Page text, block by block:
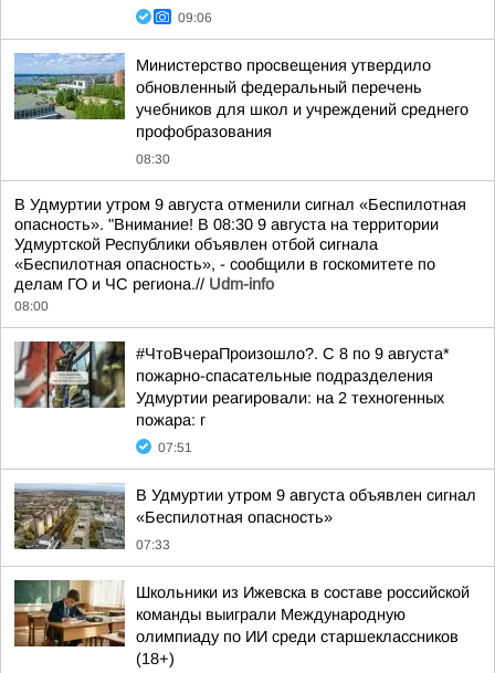
09:06
Министерство просвещения утвердило
обновленный федеральный перечень
учебников для школ и учреждений среднего
профобразования
08:30
В Удмуртии утром 9 августа отменили сигнал «Беспилотная
опасность». "Внимание! В 08:30 9 августа на территории
Удмуртской Республики объявлен отбой сигнала
«Беспилотная опасность», - сообщили в госкомитете по
делам ГО и ЧС региона.// Udm-info
08:00
#ЧтоВчераПроизошло?. С 8 по 9 августа*
пожарно-спасательные подразделения
Удмуртии реагировали: на 2 техногенных
пожара: г
07:51
В Удмуртии утром 9 августа объявлен сигнал
«Беспилотная опасность»
07:33
Школьники из Ижевска в составе российской
команды выиграли Международную
олимпиаду по ИИ среди старшеклассников
(18+)